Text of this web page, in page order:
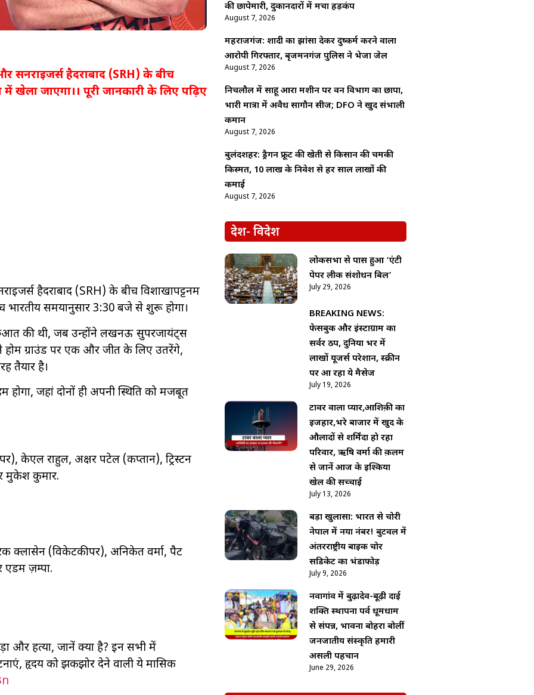
सनराइजर्स हैदराबाद (SRH) के बीच
में खेला जाएगा।। पूरी जानकारी के लिए पढ़िए
हैदराबाद (SRH) के बीच विशाखापट्टनम
भारतीय समयानुसार 3:30 बजे से शुरू होगा।
की थी, जब उन्होंने लखनऊ सुपरजायंट्स
ग्राउंड पर एक और जीत के लिए उतरेंगे,
तैयार है।
जहां दोनों ही अपनी स्थिति को मजबूत
केएल राहुल, अक्षर पटेल (कप्तान), ट्रिस्टन
मुकेश कुमार.
क्लासेन (विकेटकीपर), अनिकेत वर्मा, पैट
एडम ज़म्पा.
और हत्या, जानें क्या है? इन सभी में
हृदय को झकझोर देने वाली ये मासिक
की छापेमारी, दुकानदारों में मचा हड़कंप
August 7, 2026
महराजगंज: शादी का झांसा देकर दुष्कर्म करने वाला
आरोपी गिरफ्तार, बृजमनगंज पुलिस ने भेजा जेल
August 7, 2026
निचलौल में साहू आरा मशीन पर वन विभाग का छापा,
भारी मात्रा में अवैध सागौन सीज; DFO ने खुद संभाली
कमान
August 7, 2026
बुलंदशहर: ड्रैगन फ्रूट की खेती से किसान की चमकी
किस्मत, 10 लाख के निवेश से हर साल लाखों की
कमाई
August 7, 2026
देश- विदेश
लोकसभा से पास हुआ ‘एंटी
पेपर लीक संशोधन बिल’
July 29, 2026
BREAKING NEWS:
फेसबुक और इंस्टाग्राम का
सर्वर ठप, दुनिया भर में
लाखों यूजर्स परेशान, स्क्रीन
पर आ रहा ये मैसेज
July 19, 2026
टावर वाला प्यार,आशिक़ी का
इजहार,भरे बाजार में खुद के
औलादों से शर्मिंदा हो रहा
परिवार, ऋषि वर्मा की क़लम
से जानें आज के इश्किया
खेल की सच्चाई
July 13, 2026
बड़ा खुलासा: भारत से चोरी
नेपाल में नया नंबर! बुटवल में
अंतरराष्ट्रीय बाइक चोर
सिंडिकेट का भंडाफोड़
July 9, 2026
नवागांव में बुढ़ादेव-बूढ़ी दाई
शक्ति स्थापना पर्व धूमधाम
से संपन्न, भावना बोहरा बोलीं
जनजातीय संस्कृति हमारी
असली पहचान
June 29, 2026